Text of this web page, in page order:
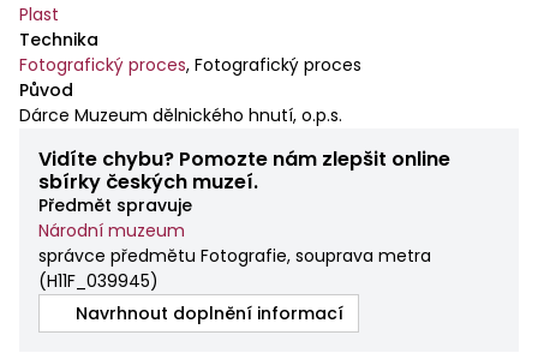
Plast
Technika
Fotografický proces, Fotografický proces
Původ
Dárce Muzeum dělnického hnutí, o.p.s.
Vidíte chybu? Pomozte nám zlepšit online
sbírky českých muzeí.
Předmět spravuje
Národní muzeum
správce předmětu Fotografie, souprava metra
(H11F_039945)
Navrhnout doplnění informací